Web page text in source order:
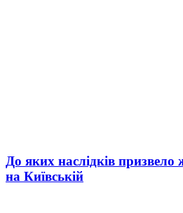
До яких наслідків
на Київській